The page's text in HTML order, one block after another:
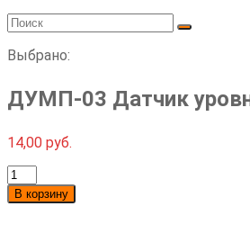
Выбрано:
ДУМП-03 Датчик
14,00 руб.
Количество
товара
ДУМП-03
В корзину